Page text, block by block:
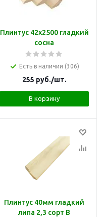
Плинтус 42х2500 гладкий
сосна
Есть в наличии (306)
255 руб./шт.
В корзину
Плинтус 40мм гладкий
липа 2,3 сорт В